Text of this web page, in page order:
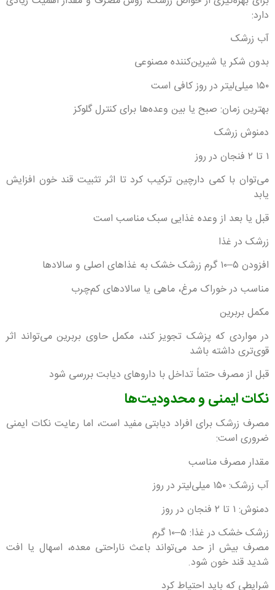
دارد:
آب زرشک
بدون شکر یا شیرین‌کننده مصنوعی
۱۵۰ میلی‌لیتر در روز کافی است
بهترین زمان: صبح یا بین وعده‌ها برای کنترل گلوکز
دمنوش زرشک
۱ تا ۲ فنجان در روز
می‌توان با کمی دارچین ترکیب کرد تا اثر تثبیت قند خون افزایش
یابد
قبل یا بعد از وعده غذایی سبک مناسب است
زرشک در غذا
افزودن ۵–۱۰ گرم زرشک خشک به غذاهای اصلی و سالادها
مناسب در خوراک مرغ، ماهی یا سالادهای کم‌چرب
مکمل بربرین
در مواردی که پزشک تجویز کند، مکمل حاوی بربرین می‌تواند اثر
قوی‌تری داشته باشد
قبل از مصرف حتماً تداخل با داروهای دیابت بررسی شود
نکات ایمنی و محدودیت‌ها
مصرف زرشک برای افراد دیابتی مفید است، اما رعایت نکات ایمنی
ضروری است:
مقدار مصرف مناسب
آب زرشک: ۱۵۰ میلی‌لیتر در روز
دمنوش: ۱ تا ۲ فنجان در روز
زرشک خشک در غذا: ۵–۱۰ گرم
مصرف بیش از حد می‌تواند باعث ناراحتی معده، اسهال یا افت
شدید قند خون شود.
شرایطی که باید احتیاط کرد